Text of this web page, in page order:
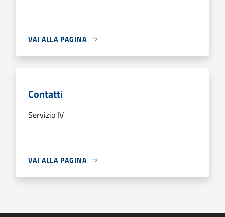
VAI ALLA PAGINA
Contatti
Servizio IV
VAI ALLA PAGINA